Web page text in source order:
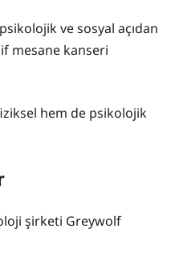
ve sosyal açıdan
mesane kanseri
hem de psikolojik
şirketi Greywolf